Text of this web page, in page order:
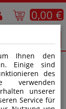
Ihnen den
Einige sind
des
verwenden
unserer
Service für
0,00 €